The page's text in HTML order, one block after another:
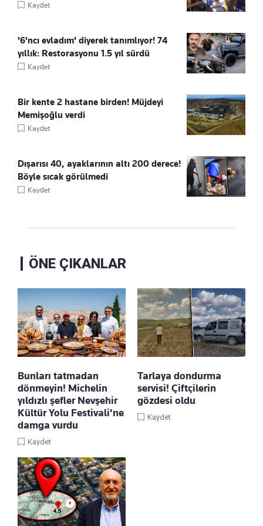
Kaydet
'6'ncı evladım' diyerek tanımlıyor! 74
yıllık: Restorasyonu 1.5 yıl sürdü
Kaydet
Bir kente 2 hastane birden! Müjdeyi
Memişoğlu verdi
Kaydet
Dışarısı 40, ayaklarının altı 200 derece!
Böyle sıcak görülmedi
Kaydet
ÖNE ÇIKANLAR
Bunları tatmadan
dönmeyin! Michelin
yıldızlı şefler Nevşehir
Kültür Yolu Festivali'ne
damga vurdu
Kaydet
Tarlaya dondurma
servisi! Çiftçilerin
gözdesi oldu
Kaydet